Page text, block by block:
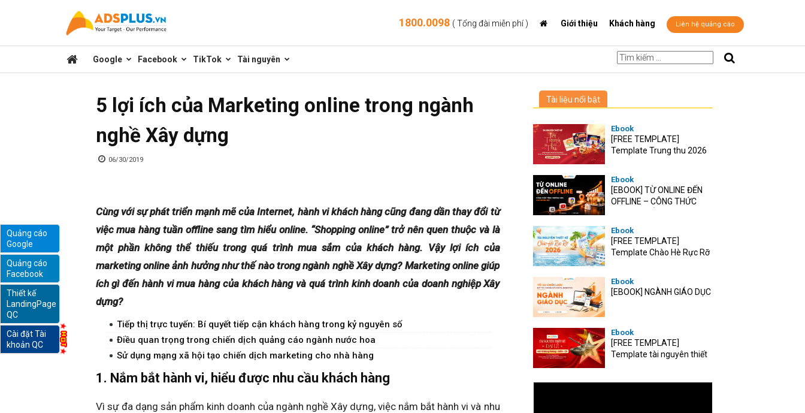
sẻ
thức
marketing
1800.0098 ( Tổng đài miễn phí ) Giới thiệu Khách hàng Liên hệ quảng cáo
Google Facebook TikTok Tài nguyên
5 lợi ích của Marketing online trong ngành
nghề Xây dựng
06/30/2019
Cùng với sự phát triển mạnh mẽ của Internet, hành vi khách hàng cũng đang dần thay đổi từ
việc mua hàng tuần offline sang tìm hiểu online. “Shopping online” trở nên quen thuộc và là
một phần không thể thiếu trong quá trình mua sắm của khách hàng. Vậy lợi ích của
marketing online ảnh hưởng như thế nào trong ngành nghề Xây dựng? Marketing online giúp
ích gì đến hành vi mua hàng của khách hàng và quá trình kinh doanh của doanh nghiệp Xây
dựng?
Tiếp thị trực tuyến: Bí quyết tiếp cận khách hàng trong kỷ nguyên số
Điều quan trọng trong chiến dịch quảng cáo ngành nước hoa
Sử dụng mạng xã hội tạo chiến dịch marketing cho nhà hàng
1. Nắm bắt hành vi, hiểu được nhu cầu khách hàng
Vì sự đa dạng sản phẩm kinh doanh của ngành nghề Xây dựng, việc nắm bắt hành vi và nhu
Quảng cáo
Google
Quảng cáo
Facebook
Thiết kế
LandingPage
QC
Cài đặt Tài
khoản QC
Tài liệu nổi bật
Ebook
[FREE TEMPLATE]
Template Trung thu 2026
Ebook
[EBOOK] TỪ ONLINE ĐẾN
OFFLINE – CÔNG THỨC
Ebook
[FREE TEMPLATE]
Template Chào Hè Rực Rỡ
Ebook
[EBOOK] NGÀNH GIÁO DỤC
Ebook
[FREE TEMPLATE]
Template tài nguyên thiết